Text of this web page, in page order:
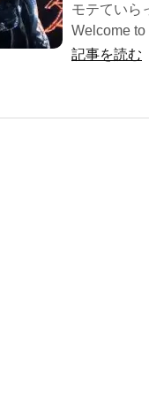
モテていら
Welcome to
記事を読む